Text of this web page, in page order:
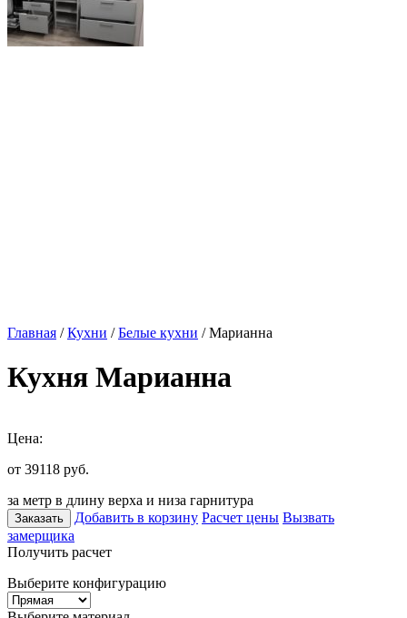
Главная /Кухни /Белые кухни / Марианна
Кухня Марианна
Цена:
от 39118 руб.
за метр в длину верха и низа гарнитура
Заказать Добавить в корзину Расчет цены Вызвать
замерщика
Получить расчет
Выберите конфигурацию